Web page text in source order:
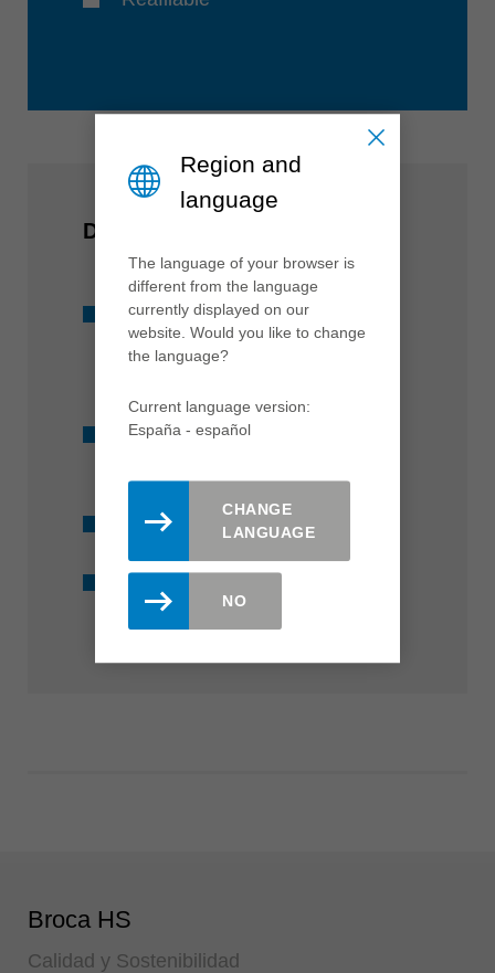
DE UN VISTAZO
Programa de herramientas
coordinado con diámetros de 8,
Adecuado para todas las
Disponible en stock
Recubrimiento Marathon
Broca HS
Calidad y Sostenibilidad
Region and
language
The language of your browser is
different from the language
currently displayed on our
website. Would you like to change
the language?
Current language version:
España - español
CHANGE
LANGUAGE
NO